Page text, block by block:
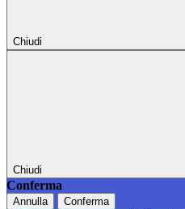
Chiudi
Chiudi
Conferma
Annulla Conferma